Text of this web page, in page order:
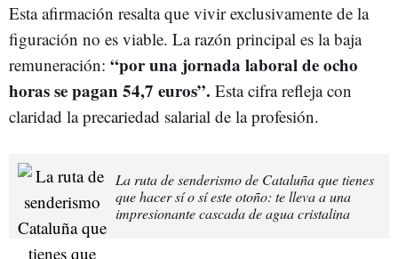
Esta afirmación resalta que vivir exclusivamente de la
figuración no es viable. La razón principal es la baja
remuneración: “por una jornada laboral de ocho
horas se pagan 54,7 euros”. Esta cifra refleja con
claridad la precariedad salarial de la profesión.
La ruta de senderismo de Cataluña que tienes
que hacer sí o sí este otoño: te lleva a una
impresionante cascada de agua cristalina